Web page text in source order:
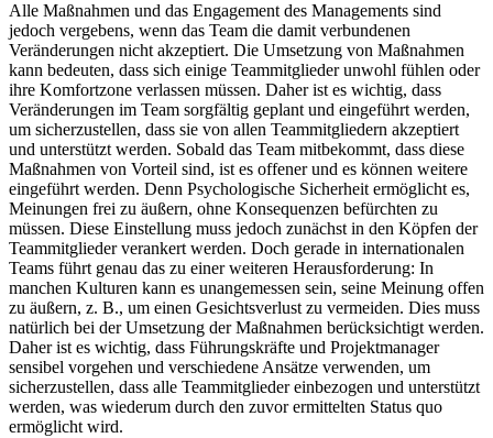
Alle Maßnahmen und das Engagement des Managements sind
jedoch vergebens, wenn das Team die damit verbundenen
Veränderungen nicht akzeptiert. Die Umsetzung von Maßnahmen
kann bedeuten, dass sich einige Teammitglieder unwohl fühlen oder
ihre Komfortzone verlassen müssen. Daher ist es wichtig, dass
Veränderungen im Team sorgfältig geplant und eingeführt werden,
um sicherzustellen, dass sie von allen Teammitgliedern akzeptiert
und unterstützt werden. Sobald das Team mitbekommt, dass diese
Maßnahmen von Vorteil sind, ist es offener und es können weitere
eingeführt werden. Denn Psychologische Sicherheit ermöglicht es,
Meinungen frei zu äußern, ohne Konsequenzen befürchten zu
müssen. Diese Einstellung muss jedoch zunächst in den Köpfen der
Teammitglieder verankert werden. Doch gerade in internationalen
Teams führt genau das zu einer weiteren Herausforderung: In
manchen Kulturen kann es unangemessen sein, seine Meinung offen
zu äußern, z. B., um einen Gesichtsverlust zu vermeiden. Dies muss
natürlich bei der Umsetzung der Maßnahmen berücksichtigt werden.
Daher ist es wichtig, dass Führungskräfte und Projektmanager
sensibel vorgehen und verschiedene Ansätze verwenden, um
sicherzustellen, dass alle Teammitglieder einbezogen und unterstützt
werden, was wiederum durch den zuvor ermittelten Status quo
ermöglicht wird.